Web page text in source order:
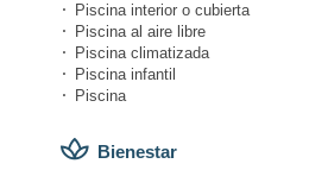
Piscina interior o cubierta
Piscina al aire libre
Piscina climatizada
Piscina infantil
Piscina
Bienestar